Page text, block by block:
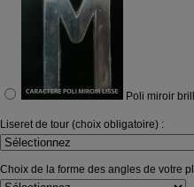
Poli miroir
Liseret de tour (choix obligatoire) :
Choix de la forme des angles de votre